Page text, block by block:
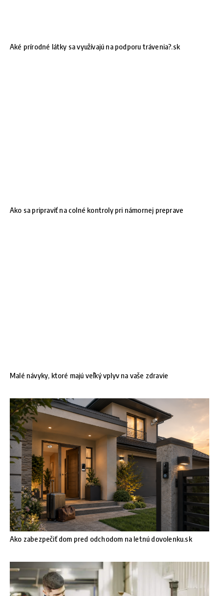
Aké prírodné látky sa využívajú na podporu trávenia?.sk
Ako sa pripraviť na colné kontroly pri námornej preprave
Malé návyky, ktoré majú veľký vplyv na vaše zdravie
Ako zabezpečiť dom pred odchodom na letnú dovolenku.sk